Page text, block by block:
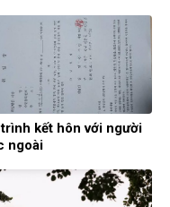
kết hôn với người
ngoài